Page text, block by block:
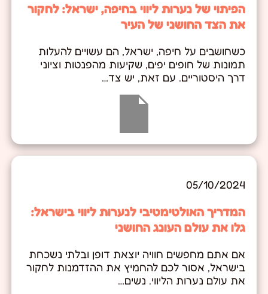
הפיתוי של נערות ליווי בחיפה, ישראל: לחקור
את הצד החושני של העיר
כשחושבים על חיפה, ישראל, הם עשויים להעלות
תמונות של חופים יפים, שקיעות מהפנטות וציוני
דרך היסטוריים. עם זאת, יש צד…
05/10/2024
המדריך האולטימטיבי לנערות ליווי בישראל:
גלו את עולם העונג החושני
אם אתם מחפשים חוויה יוצאת דופן ובלתי נשכחת
בישראל, אסור לכם להחמיץ את ההזדמנות לחקור
את עולם נערות הליווי. נשים…